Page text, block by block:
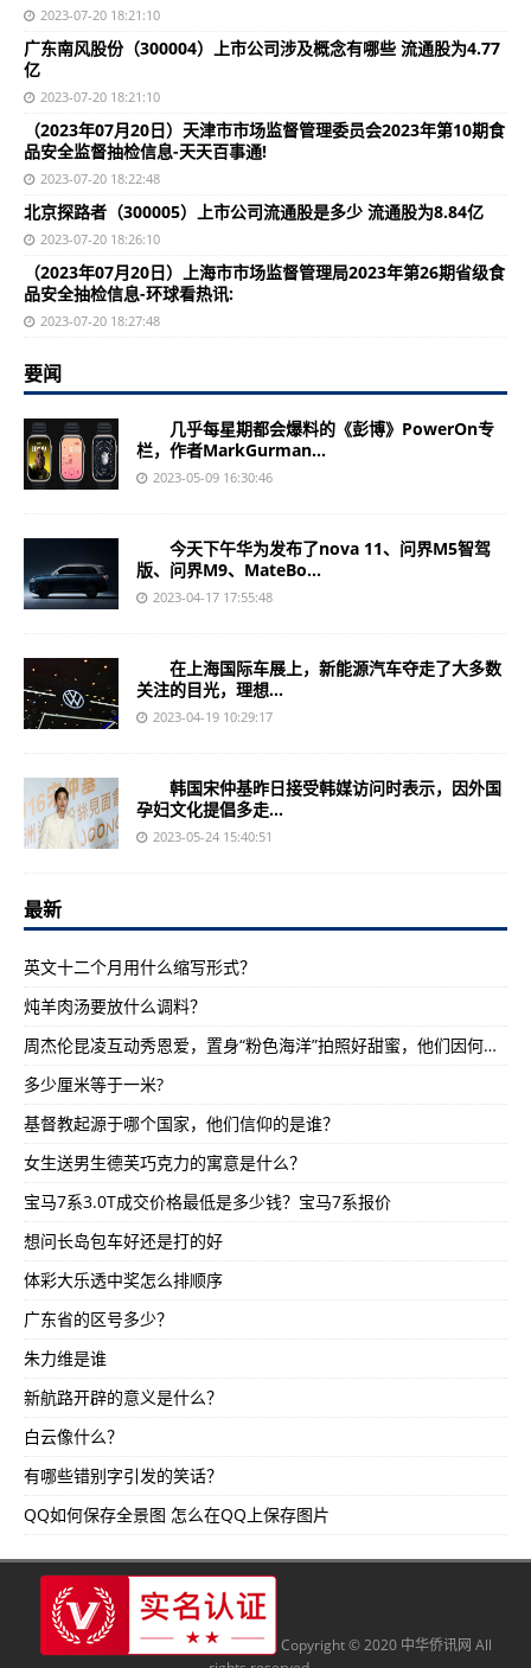
2023-07-20 18:21:10
广东南风股份（300004）上市公司涉及概念有哪些 流通股为4.77
亿
2023-07-20 18:21:10
（2023年07月20日）天津市市场监督管理委员会2023年第10期食
品安全监督抽检信息-天天百事通!
2023-07-20 18:22:48
北京探路者（300005）上市公司流通股是多少 流通股为8.84亿
2023-07-20 18:26:10
（2023年07月20日）上海市市场监督管理局2023年第26期省级食
品安全抽检信息-环球看热讯:
2023-07-20 18:27:48
要闻
几乎每星期都会爆料的《彭博》PowerOn专
栏，作者MarkGurman...
2023-05-09 16:30:46
今天下午华为发布了nova 11、问界M5智驾
版、问界M9、MateBo...
2023-04-17 17:55:48
在上海国际车展上，新能源汽车夺走了大多数
关注的目光，理想...
2023-04-19 10:29:17
韩国宋仲基昨日接受韩媒访问时表示，因外国
孕妇文化提倡多走...
2023-05-24 15:40:51
最新
英文十二个月用什么缩写形式？
炖羊肉汤要放什么调料？
周杰伦昆凌互动秀恩爱，置身“粉色海洋”拍照好甜蜜，他们因何相识结缘的？
多少厘米等于一米?
基督教起源于哪个国家，他们信仰的是谁？
女生送男生德芙巧克力的寓意是什么？
宝马7系3.0T成交价格最低是多少钱？宝马7系报价
想问长岛包车好还是打的好
体彩大乐透中奖怎么排顺序
广东省的区号多少？
朱力维是谁
新航路开辟的意义是什么？
白云像什么？
有哪些错别字引发的笑话？
QQ如何保存全景图 怎么在QQ上保存图片
Copyright © 2020 中华侨讯网 All